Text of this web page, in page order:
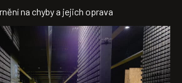
na chyby a jejich oprava